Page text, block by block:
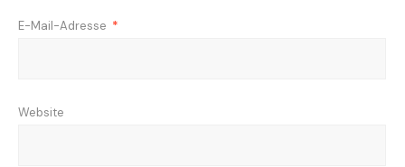
E-Mail-Adresse *
Website